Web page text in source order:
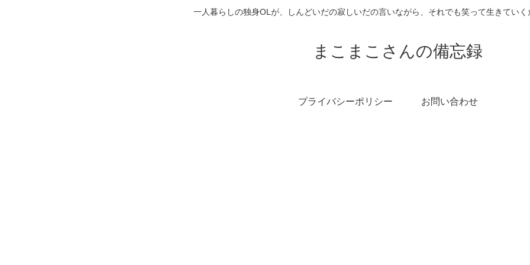
一人暮らしの独身OLが、しんどいだの寂しいだの言いながら、それでも笑って生きていく
まこまこさんの備忘録
プライバシーポリシー お問い合わせ